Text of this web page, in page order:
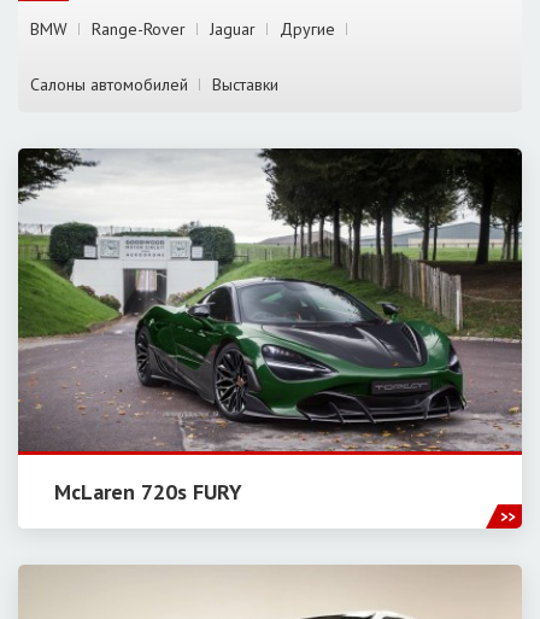
BMW Range-Rover Jaguar Другие
Салоны автомобилей Выставки
McLaren 720s FURY